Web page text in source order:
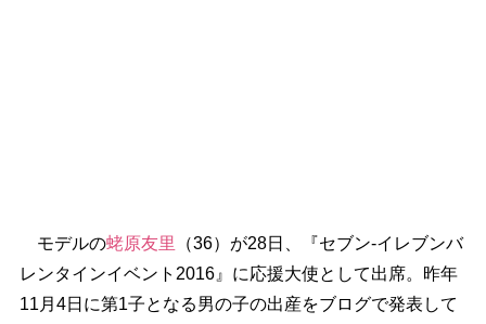
モデルの蛯原友里
（36）が28日、『セブン-イレブンバ
レンタインイベント2016』に応援大使として出席。昨年
11月4日に第1子となる男の子の出産をブログで発表して